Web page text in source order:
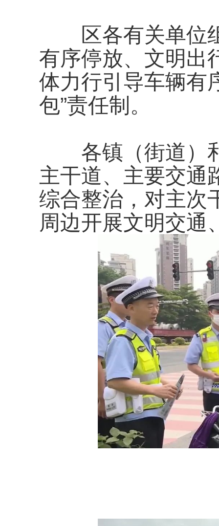
区各有关单位组
有序停放、文明出
体力行引导车辆有
包”责任制。
各镇（街道）和
主干道、主要交通
综合整治，对主次
周边开展文明交通